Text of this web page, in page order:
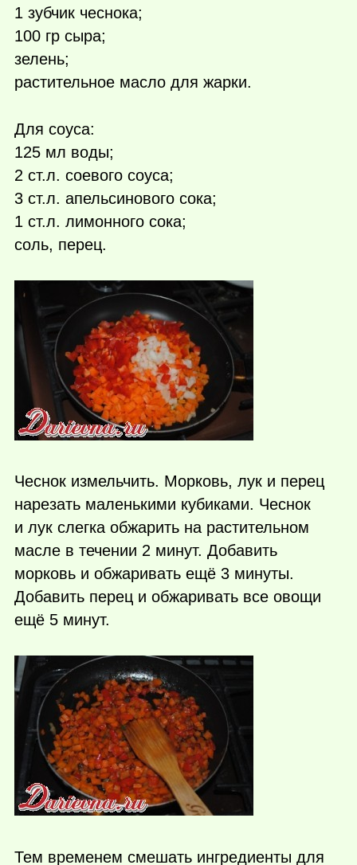
1 зубчик чеснока;
100 гр сыра;
зелень;
растительное масло для жарки.
Для соуса:
125 мл воды;
2 ст.л. соевого соуса;
3 ст.л. апельсинового сока;
1 ст.л. лимонного сока;
соль, перец.
Чеснок измельчить. Морковь, лук и перец
нарезать маленькими­ кубиками. Чеснок
и лук слегка обжарить на растительном
масле в течении 2 минут. Добавить
морковь и обжаривать ещё 3 минуты.
Добавить перец и обжаривать все овощи
ещё 5 минут.
Тем временем смешать ингредиенты для